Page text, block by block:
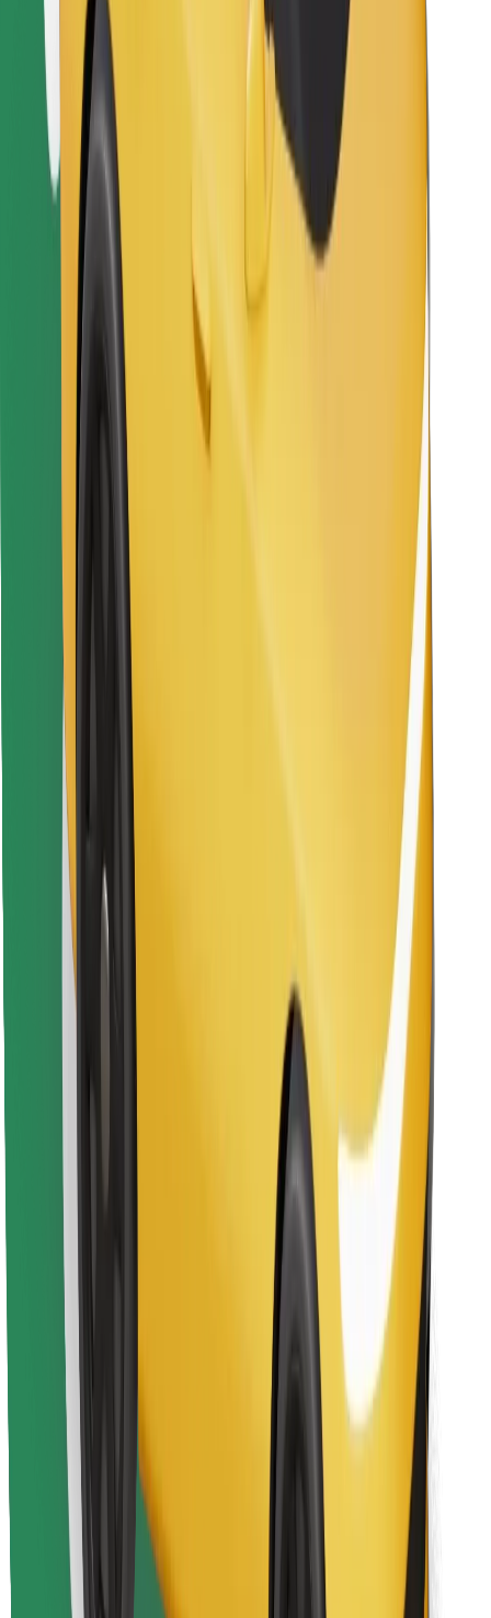
Sicherheit
In wenigen Minuten zu deiner Fahrt!
Bolt App herunterladen
Finde dein Lieblingsgericht!
Bolt Food App herunterladen